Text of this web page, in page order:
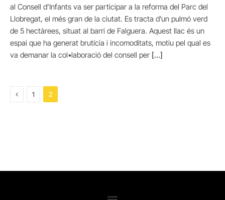
al Consell d’Infants va ser participar a la reforma del Parc del
Llobregat, el més gran de la ciutat. Es tracta d’un pulmó verd
de 5 hectàrees, situat al barri de Falguera. Aquest llac és un
espai que ha generat brutícia i incomoditats, motiu pel qual es
va demanar la col•laboració del consell per […]
Previous
1 2